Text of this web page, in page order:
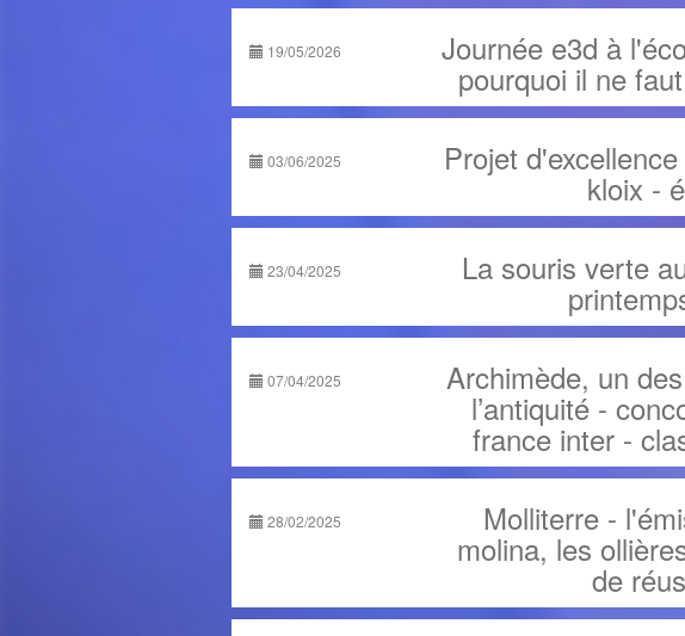
19/05/2026 Journée e3d à
pourquoi il ne
03/06/2025 Projet
kloix -
23/04/2025 La souris verte
07/04/2025 Archimède, un
l’antiquité -
france inter -
28/02/2025 Molliterre -
molina, les
de